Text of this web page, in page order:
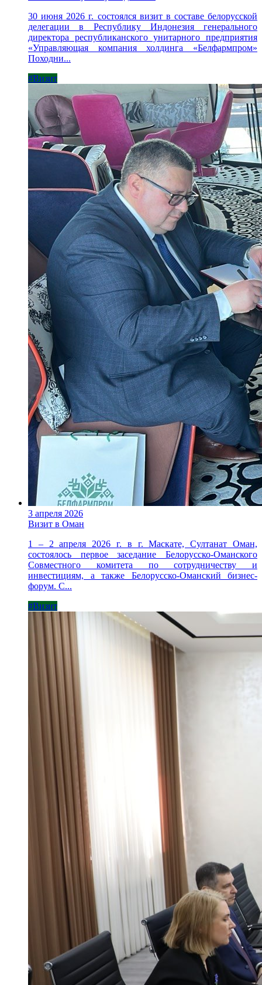
30 июня 2026 г. состоялся визит в составе белорусской
делегации в Республику Индонезия генерального
директора республиканского унитарного предприятия
«Управляющая компания холдинга «Белфармпром»
Походни...
#Визит
3 апреля 2026
Визит в Оман
1 – 2 апреля 2026 г. в г. Маскате, Султанат Оман,
состоялось первое заседание Белорусско-Оманского
Совместного комитета по сотрудничеству и
инвестициям, а также Белорусско-Оманский бизнес-
форум. С...
#Визит